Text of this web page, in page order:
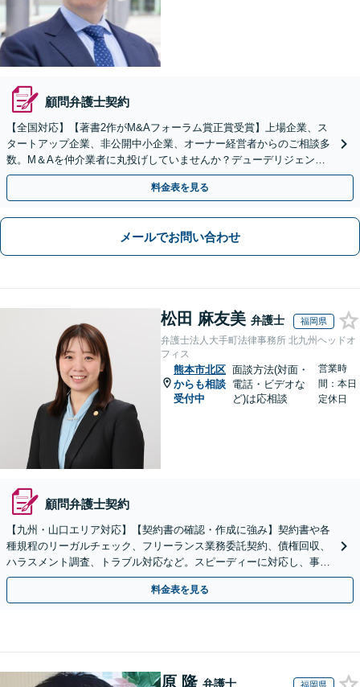
顧問弁護士契約
【全国対応】【著書2作がM&Aフォーラム賞正賞受賞】上場企業、ス
タートアップ企業、非公開中小企業、オーナー経営者からのご相談多
数。M＆Aを仲介業者に丸投げしていませんか？デューデリジェンス
や契約書作成・交渉はお任せください【初回無料】
料金表を見る
メールでお問い合わせ
松田 麻友美 弁護士 福岡県
弁護士法人大手町法律事務所 北九州ヘッドオ
フィス
熊本市北区
からも相談
受付中
面談方法(対面・
電話・ビデオな
ど)は応相談
営業時
間：本日
定休日
顧問弁護士契約
【九州・山口エリア対応】【契約書の確認・作成に強み】契約書や各
種規程のリーガルチェック、フリーランス業務委託契約、債権回収、
ハラスメント調査、トラブル対応など。スピーディーに対応し、事業
成長を法的側面よりしっかりとサポート【駐車場あり】
料金表を見る
原 隆 弁護士 福岡県